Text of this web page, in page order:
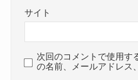
サイト
次回のコメントで使用す
の名前、メールアドレス